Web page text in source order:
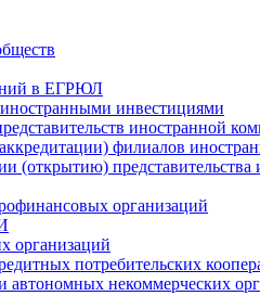
в ЕГРЮЛ
инвестициями
иностранной
филиалов
(открытию)
организаций
организаций
потребительских
автономных некоммерческих